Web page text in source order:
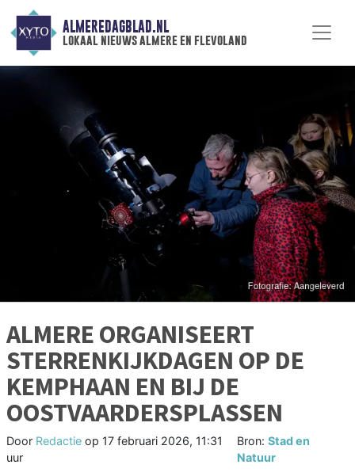
ALMEREDAGBLAD.NL
lokaal nieuws almere en flevoland
ALMERE ORGANISEERT
STERRENKIJKDAGEN OP DE
KEMPHAAN EN BIJ DE
OOSTVAARDERSPLASSEN
Door Redactie op 17 februari 2026, 11:31
uur
Bron:Stad en
Natuur